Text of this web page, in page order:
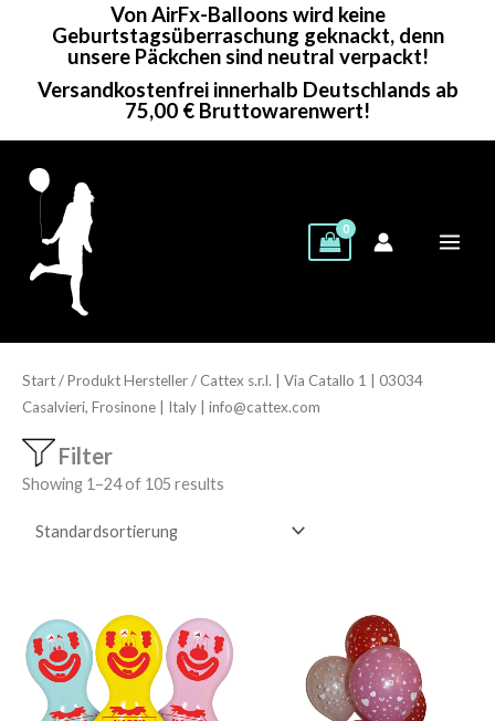
Von AirFx-Balloons wird keine
Geburtstagsüberraschung geknackt, denn
unsere Päckchen sind neutral verpackt!
Versandkostenfrei innerhalb Deutschlands ab
75,00 € Bruttowarenwert!
Start/ Produkt Hersteller / Cattex s.r.l. | Via Catallo 1 | 03034
Casalvieri, Frosinone | Italy | info@cattex.com
Filter
Showing 1–24 of 105 results